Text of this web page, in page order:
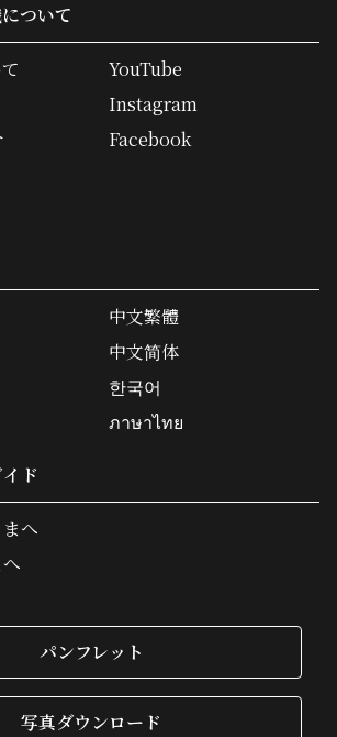
ついて
YouTube
Instagram
Facebook
中文繁體
中文简体
한국어
ภาษาไทย
ド
へ
パンフレット
写真ダウンロード